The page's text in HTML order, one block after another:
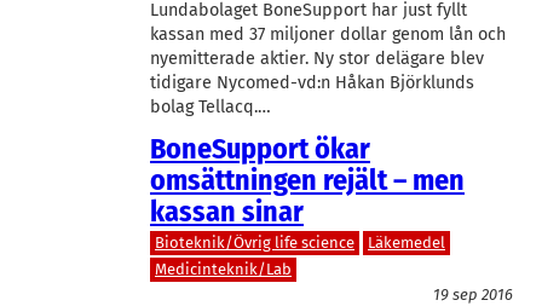
Lundabolaget BoneSupport har just fyllt
kassan med 37 miljoner dollar genom lån och
nyemitterade aktier. Ny stor delägare blev
tidigare Nycomed-vd:n Håkan Björklunds
bolag Tellacq.…
BoneSupport ökar
omsättningen rejält – men
kassan sinar
Bioteknik/Övrig life science
Läkemedel
Medicinteknik/Lab
19 sep 2016